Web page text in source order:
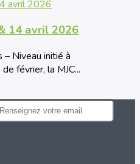
14 avril 2026
Niveau initié à
février, la MJC...